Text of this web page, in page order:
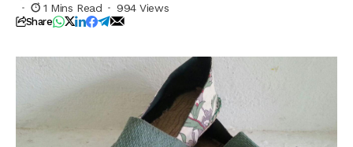
1 Mins Read
994 Views
Share